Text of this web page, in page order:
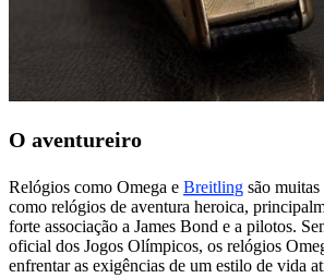
O aventureiro
Relógios como Omega e Breitling são
como relógios de aventura heroica,
forte associação a James Bond e a pilotos.
oficial dos Jogos Olímpicos, os relógios
enfrentar as exigências de um estilo de vida